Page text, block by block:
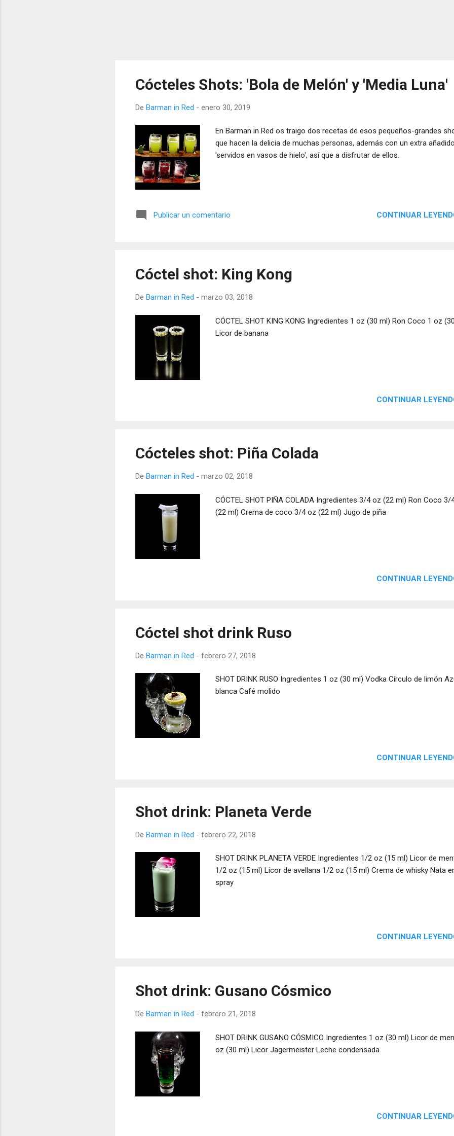
Cócteles Shots: 'Bola de Melón' y 'Media Luna'
De Barman in Red - enero 30, 2019
En Barman in Red os traigo dos recetas de esos pequeños-grandes
que hacen la delicia de muchas personas, además con un extra añadido
'servidos en vasos de hielo', así que a disfrutar de ellos.
Publicar un comentario CONTINUAR
Cóctel shot: King Kong
De Barman in Red - marzo 03, 2018
CÓCTEL SHOT KING KONG Ingredientes 1 oz (30 ml) Ron Coco 1 oz
Licor de banana
CONTINUAR
Cócteles shot: Piña Colada
De Barman in Red - marzo 02, 2018
CÓCTEL SHOT PIÑA COLADA Ingredientes 3/4 oz (22 ml) Ron Coco 3/
(22 ml) Crema de coco 3/4 oz (22 ml) Jugo de piña
CONTINUAR
Cóctel shot drink Ruso
De Barman in Red - febrero 27, 2018
SHOT DRINK RUSO Ingredientes 1 oz (30 ml) Vodka Círculo de limón
blanca Café molido
CONTINUAR
Shot drink: Planeta Verde
De Barman in Red - febrero 22, 2018
SHOT DRINK PLANETA VERDE Ingredientes 1/2 oz (15 ml) Licor de
1/2 oz (15 ml) Licor de avellana 1/2 oz (15 ml) Crema de whisky Nata
spray
CONTINUAR
Shot drink: Gusano Cósmico
De Barman in Red - febrero 21, 2018
SHOT DRINK GUSANO CÓSMICO Ingredientes 1 oz (30 ml) Licor de
oz (30 ml) Licor Jagermeister Leche condensada
CONTINUAR